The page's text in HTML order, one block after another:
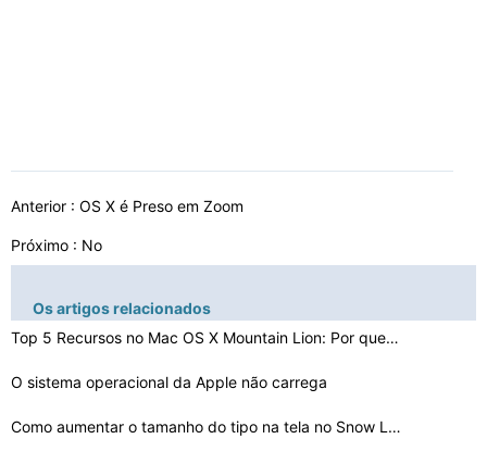
Anterior : OS X é Preso em Zoom
Próximo : No
Os artigos relacionados
Top 5 Recursos no Mac OS X Mountain Lion: Por que atual…
O sistema operacional da Apple não carrega
Como aumentar o tamanho do tipo na tela no Snow Leopard…